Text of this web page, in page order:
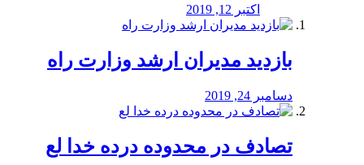
اکتبر 12, 2019
بازدید مدیران ارشد وزارت راه
دسامبر 24, 2019
تصادف در محدوده درده خدا لع